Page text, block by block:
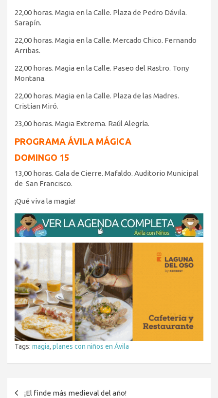
22,00 horas. Magia en la Calle. Plaza de Pedro Dávila.
Sarapín.
22,00 horas. Magia en la Calle. Mercado Chico. Fernando
Arribas.
22,00 horas. Magia en la Calle. Paseo del Rastro. Tony
Montana.
22,00 horas. Magia en la Calle. Plaza de las Madres.
Cristian Miró.
23,00 horas. Magia Extrema. Raúl Alegría.
PROGRAMA ÁVILA MÁGICA
DOMINGO 15
13,00 horas. Gala de Cierre. Mafaldo. Auditorio Municipal
de San Francisco.
¡Qué viva la magia!
Tags: magia, planes con niños en Ávila
¡El finde más medieval del año!